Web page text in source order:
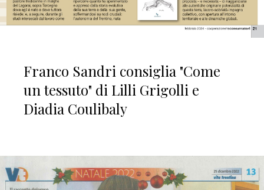
Franco Sandri consiglia "Come
un tessuto" di Lilli Grigolli e
Diadia Coulibaly